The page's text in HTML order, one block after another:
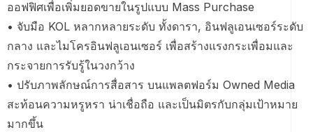
ออฟฟิศเพื่อเพิ่มยอดขายในรูปแบบ Mass Purchase
• จับมือ KOL หลากหลายระดับ ทั้งดารา, อินฟลูเอนเซอร์ระดับ
กลาง และไมโครอินฟลูเอนเซอร์ เพื่อสร้างแรงกระเพื่อมและ
กระจายการรับรู้ในวงกว้าง
• ปรับภาพลักษณ์การสื่อสาร บนแพลตฟอร์ม Owned Media
สะท้อนความหรูหรา น่าเชื่อถือ และเป็นมิตรกับกลุ่มเป้าหมาย
มากขึ้น